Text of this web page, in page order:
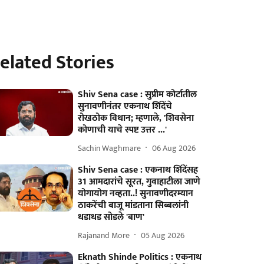
Stories
Shiv Sena case : सुप्रीम कोर्टातील
सुनावणीनंतर एकनाथ शिंदेंचे
रोखठोक विधान; म्हणाले, 'शिवसेना
कोणाची याचे स्पष्ट उत्तर ...'
Sachin Waghmare 06 Aug 2026
Shiv Sena case : एकनाथ शिंदेंसह
31 आमदारांचे सूरत, गुवाहाटीला जाणे
योगायोग नव्हता..! सुनावणीदरम्यान
ठाकरेंची बाजू मांडताना सिब्बलांनी
धडाधड सोडले 'बाण'
Rajanand More 05 Aug 2026
Eknath Shinde Politics : एकनाथ